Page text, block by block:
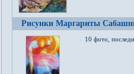
Рисунки Маргариты
10 фото,